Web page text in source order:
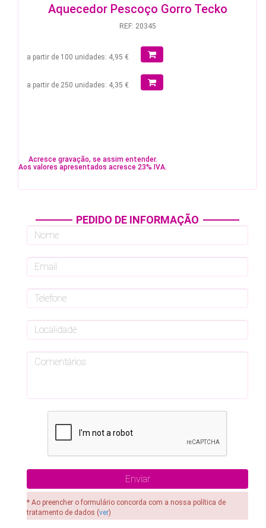
Aquecedor Pescoço Gorro Tecko
REF: 20345
a partir de 100 unidades: 4,95 €
a partir de 250 unidades: 4,35 €
Acresce gravação, se assim entender.
Aos valores apresentados acresce 23% IVA.
PEDIDO DE INFORMAÇÃO
* Ao preencher o formulário concorda com a nossa política de
tratamento de dados (ver)